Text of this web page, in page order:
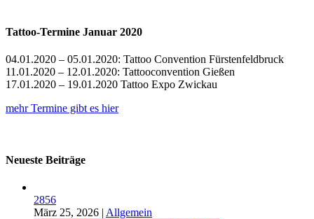
Tattoo-Termine Januar 2020
04.01.2020 – 05.01.2020: Tattoo Convention Fürstenfeldbruck
11.01.2020 – 12.01.2020: Tattooconvention Gießen
17.01.2020 – 19.01.2020 Tattoo Expo Zwickau
mehr Termine gibt es hier
Neueste Beiträge
2856
März 25, 2026 | Allgemein